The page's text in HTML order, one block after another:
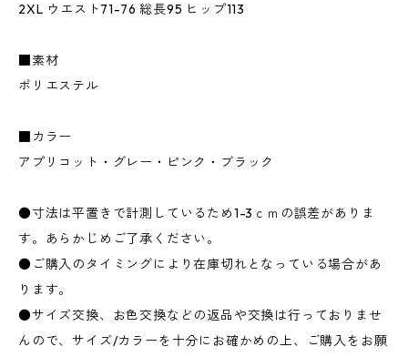
2XL ウエスト71-76 総長95 ヒップ113
■素材
ポリエステル
■カラー
アプリコット・グレー・ピンク・ブラック
●寸法は平置きで計測しているため1-3ｃｍの誤差がありま
す。あらかじめご了承ください。
●ご購入のタイミングにより在庫切れとなっている場合があ
ります。
●サイズ交換、お色交換などの返品や交換は行っておりませ
んので、サイズ/カラーを十分にお確かめの上、ご購入をお願